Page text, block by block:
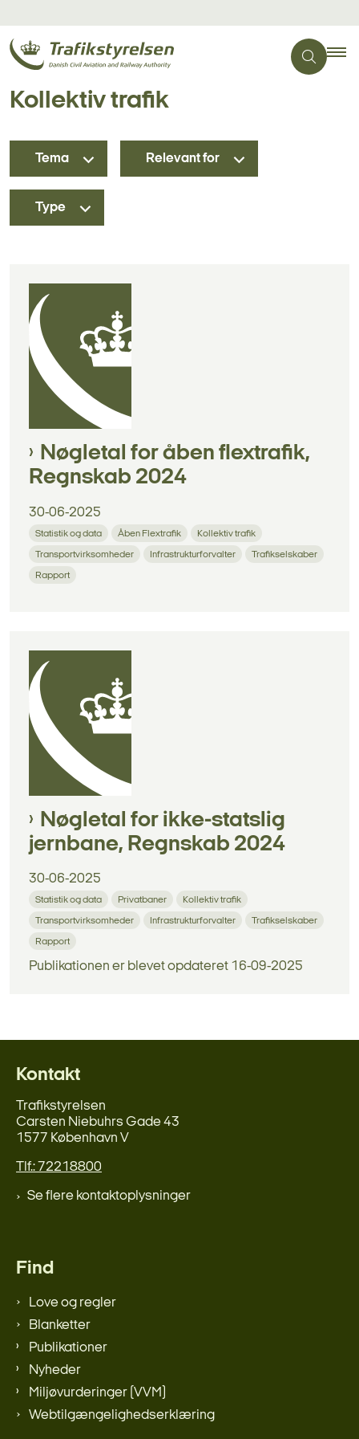
Kollektiv trafik
Tema Relevant for
Type
Nøgletal for åben flextrafik,
Regnskab 2024
30-06-2025
Statistik og data Åben Flextrafik Kollektiv trafik
Transportvirksomheder Infrastrukturforvalter Trafikselskaber
Rapport
Nøgletal for ikke-statslig
jernbane, Regnskab 2024
30-06-2025
Statistik og data Privatbaner Kollektiv trafik
Transportvirksomheder Infrastrukturforvalter Trafikselskaber
Rapport
Publikationen er blevet opdateret 16-09-2025
Kontakt
Trafikstyrelsen
Carsten Niebuhrs Gade 43
1577 København V
Tlf.: 72218800
Se flere kontaktoplysninger
Find
Love og regler
Blanketter
Publikationer
Nyheder
Miljøvurderinger (VVM)
Webtilgængelighedserklæring